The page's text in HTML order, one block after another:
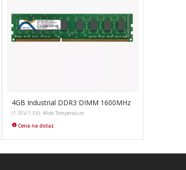
4GB Industrial DDR3 DIMM 1600MHz
(1.35V/1.5V), Wide Temperature
Cena na dotaz